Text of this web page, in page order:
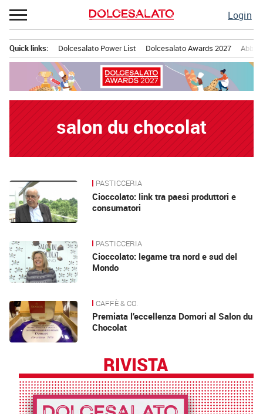
Passa
al
Login
principale
Quick links: Dolcesalato Power List Dolcesalato Awards 2027
salon du chocolat
News PASTICCERIA
Cioccolato: link tra paesi produttori e
consumatori
PASTICCERIA
Cioccolato: legame tra nord e sud del
Mondo
CAFFÈ & CO.
Premiata l’eccellenza Domori al Salon du
Chocolat
RIVISTA